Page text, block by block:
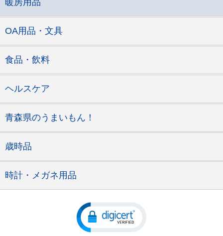
暖房用品
OA用品・文具
食品・飲料
ヘルスケア
青森県のうまいもん！
歳時品
時計・メガネ用品